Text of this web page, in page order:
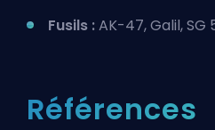
Fusils :AK-47, Galil, SG
Références